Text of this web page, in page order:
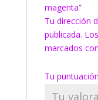
magenta”
Tu dirección
publicada.
marcados con
Tu puntuación